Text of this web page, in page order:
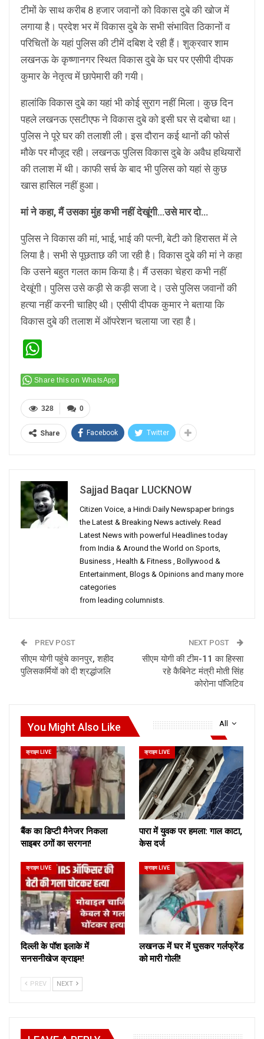
टीमों के साथ करीब 8 हजार जवानों को विकास दुबे की खोज में
लगाया है। प्रदेश भर में विकास दुबे के सभी संभावित ठिकानों व
परिचितों के यहां पुलिस की टीमें दबिश दे रही हैं। शुक्रवार शाम
लखनऊ के कृष्णानगर स्थित विकास दुबे के घर पर एसीपी दीपक
कुमार के नेतृत्व में छापेमारी की गयी।
हालांकि विकास दुबे का यहां भी कोई सुराग नहीं मिला। कुछ दिन
पहले लखनऊ एसटीएफ ने विकास दुबे को इसी घर से दबोचा था।
पुलिस ने पूरे घर की तलाशी ली। इस दौरान कई थानों की फोर्स
मौके पर मौजूद रही। लखनऊ पुलिस विकास दुबे के अवैध हथियारों
की तलाश में थी। काफी सर्च के बाद भी पुलिस को यहां से कुछ
खास हासिल नहीं हुआ।
मां ने कहा, मैं उसका मुंह कभी नहीं देखूंगी…उसे मार दो…
पुलिस ने विकास की मां, भाई, भाई की पत्नी, बेटी को हिरासत में ले
लिया है। सभी से पूछताछ की जा रही है। विकास दुबे की मां ने कहा
कि उसने बहुत गलत काम किया है। मैं उसका चेहरा कभी नहीं
देखूंगी। पुलिस उसे कड़ी से कड़ी सजा दे। उसे पुलिस जवानों की
हत्या नहीं करनी चाहिए थी। एसीपी दीपक कुमार ने बताया कि
विकास दुबे की तलाश में ऑपरेशन चलाया जा रहा है।
Share this on WhatsApp
0
328
Share Facebook Twitter
Sajjad Baqar LUCKNOW
Citizen Voice, a Hindi Daily Newspaper brings
the Latest & Breaking News actively. Read
Latest News with powerful Headlines today
from India & Around the World on Sports,
Business , Health & Fitness , Bollywood &
Entertainment, Blogs & Opinions and many more
categories
from leading columnists.
PREV POST
सीएम योगी पहुंचे कानपुर, शहीद
पुलिसकर्मियों को दी श्रद्धांजलि
NEXT POST
सीएम योगी की टीम-11 का हिस्सा
रहे कैबिनेट मंत्री मोती सिंह
कोरोना पाॅजिटिव
All
You Might Also Like
क्राइम LIVE
बैंक का डिप्टी मैनेजर निकला
साइबर ठगों का सरगना!
क्राइम LIVE
पारा में युवक पर हमला: गाल काटा,
केस दर्ज
क्राइम LIVE
दिल्ली के पॉश इलाके में
सनसनीखेज क्राइम!
क्राइम LIVE
लखनऊ में घर में घुसकर गर्लफ्रेंड
को मारी गोली!
PREV NEXT